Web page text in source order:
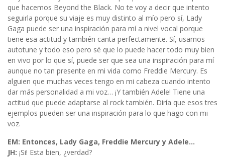
que hacemos Beyond the Black. No te voy a decir que intento
seguirla porque su viaje es muy distinto al mío pero sí, Lady
Gaga puede ser una inspiración para mí a nivel vocal porque
tiene esa actitud y también canta perfectamente. Sí, usamos
autotune y todo eso pero sé que lo puede hacer todo muy bien
en vivo por lo que sí, puede ser que sea una inspiración para mí
aunque no tan presente en mi vida como Freddie Mercury. Es
alguien que muchas veces tengo en mi cabeza cuando intento
dar más personalidad a mi voz… ¡Y también Adele! Tiene una
actitud que puede adaptarse al rock también. Diría que esos tres
ejemplos pueden ser una inspiración para lo que hago con mi
voz.
EM: Entonces, Lady Gaga, Freddie Mercury y Adele…
JH: ¡Si! Esta bien, ¿verdad?